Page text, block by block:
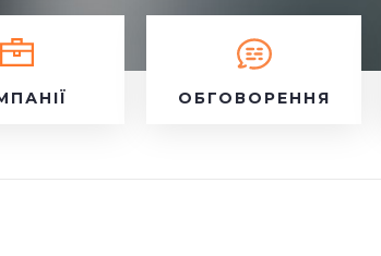
ОБГОВОРЕННЯ